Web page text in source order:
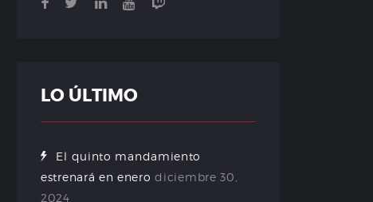
LO ÚLTIMO
El quinto mandamiento
estrenará en enero diciembre 30,
2024